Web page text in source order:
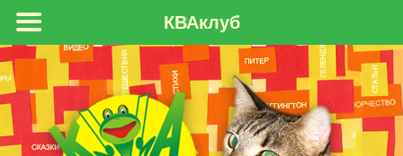
КВАклуб